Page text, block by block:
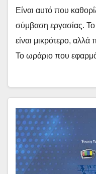
Είναι αυτό που
σύμβαση εργασίας.
είναι μικρότερο,
Το ωράριο που